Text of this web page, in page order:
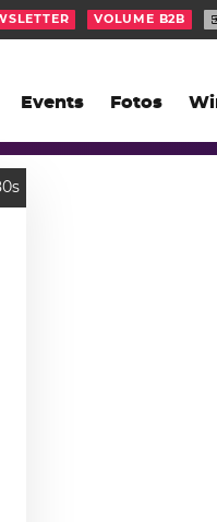
Events Fotos
VOLUME B2B